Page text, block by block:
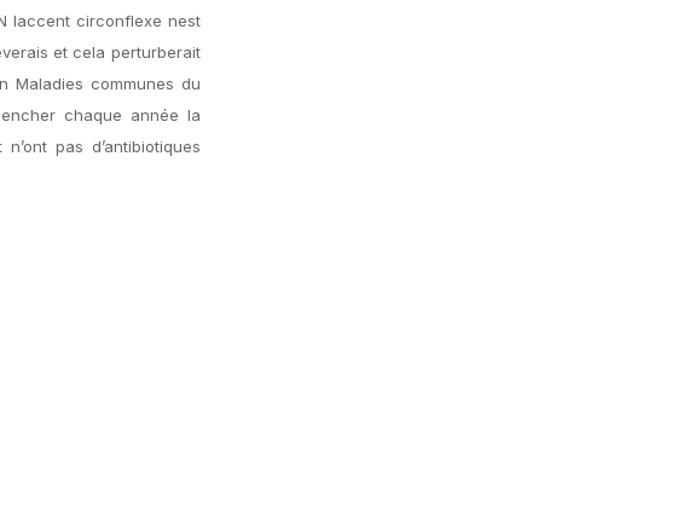
laccent circonflexe nest
et cela perturberait
Maladies communes du
chaque année la
pas d’antibiotiques